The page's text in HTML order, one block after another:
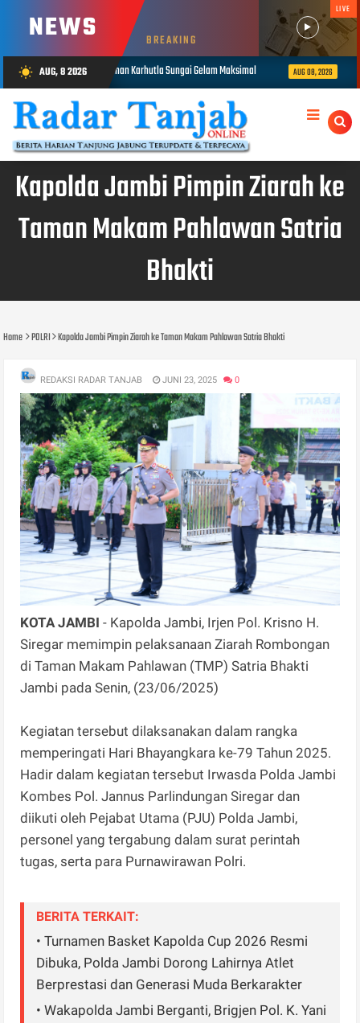
NEWS BREAKING
LIVE
wb_sunny AUG, 8 2026
Karhutla Sungai Gelam Maksimal AUG 08, 2026 1.848 Personel Gabungan
Kapolda Jambi Pimpin Ziarah ke
Taman Makam Pahlawan Satria
Bhakti
Home POLRI Kapolda Jambi Pimpin Ziarah ke Taman Makam Pahlawan Satria Bhakti
REDAKSI RADAR TANJAB JUNI 23, 2025 0
KOTA JAMBI - Kapolda Jambi, Irjen Pol. Krisno H.
Siregar memimpin pelaksanaan Ziarah Rombongan
di Taman Makam Pahlawan (TMP) Satria Bhakti
Jambi pada Senin, (23/06/2025)
Kegiatan tersebut dilaksanakan dalam rangka
memperingati Hari Bhayangkara ke-79 Tahun 2025.
Hadir dalam kegiatan tersebut Irwasda Polda Jambi
Kombes Pol. Jannus Parlindungan Siregar dan
diikuti oleh Pejabat Utama (PJU) Polda Jambi,
personel yang tergabung dalam surat perintah
tugas, serta para Purnawirawan Polri.
BERITA TERKAIT:
• Turnamen Basket Kapolda Cup 2026 Resmi
Dibuka, Polda Jambi Dorong Lahirnya Atlet
Berprestasi dan Generasi Muda Berkarakter
• Wakapolda Jambi Berganti, Brigjen Pol. K. Yani